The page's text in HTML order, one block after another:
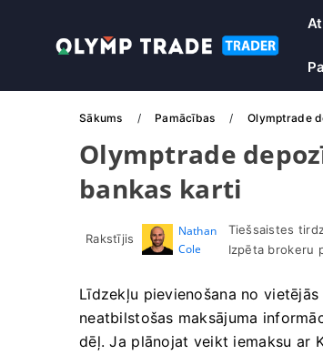
Sākums Pamācības Olymptrade
Olymptrade
bankas karti
Rakstījis
Nathan
Cole
Tiešsaistes
Izpēta brokeru
Līdzekļu pievienošana no
neatbilstošas ​​maksājuma
dēļ. Ja plānojat veikt iemaksu ar